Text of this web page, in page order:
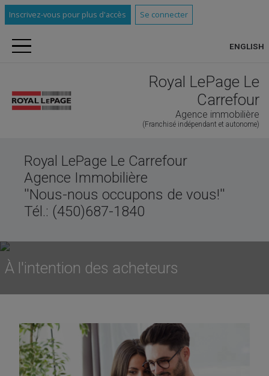
Inscrivez-vous pour plus d'accès Se connecter
ENGLISH
Royal LePage Le
Carrefour
Agence immobilière
(Franchisé indépendant et autonome)
Royal LePage Le Carrefour
Agence Immobilière
''Nous-nous occupons de vous!''
Tél.: (450)687-1840
À l'intention des acheteurs